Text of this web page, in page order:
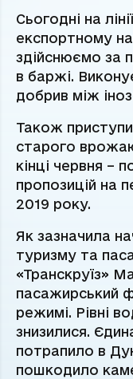
Сьогодні на
експортному
здійснюємо за
в баржі.
добрив між
Також
старого
кінці червня –
пропозицій на
2019 року.
Як зазначила
туризму та
«Транскруїз»
пасажирський
режимі. Рівні
знизилися.
потрапило в
пошкодило